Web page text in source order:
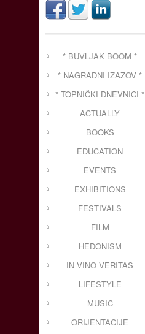
* BUVLJAK BOOM *
* NAGRADNI IZAZOV *
* TOPNIČKI DNEVNICI *
ACTUALLY
BOOKS
EDUCATION
EVENTS
EXHIBITIONS
FESTIVALS
FILM
HEDONISM
IN VINO VERITAS
LIFESTYLE
MUSIC
ORIJENTACIJE